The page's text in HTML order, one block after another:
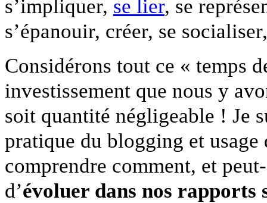
s’impliquer, se lier, se
s’épanouir, créer, se
Considérons tout ce « temps
investissement que nous y
soit quantité négligeable ! Je
pratique du blogging et usage
comprendre comment, et
d’évoluer dans nos rapports